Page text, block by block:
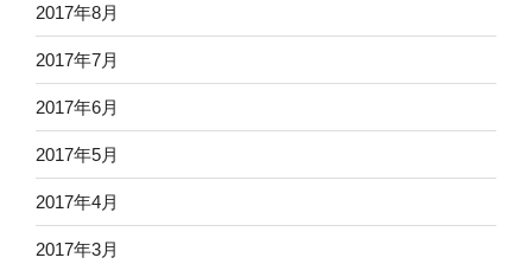
2017年8月
2017年7月
2017年6月
2017年5月
2017年4月
2017年3月